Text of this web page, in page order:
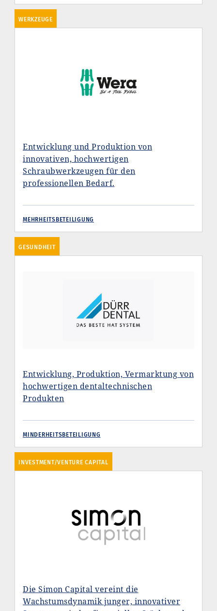
WERKZEUGE
Entwicklung und Produktion von
innovativen, hochwertigen
Schraubwerkzeugen für den
professionellen Bedarf.
MEHRHEITSBETEILIGUNG
GESUNDHEIT
Entwicklung, Produktion, Vermarktung von
hochwertigen dentaltechnischen
Produkten
MINDERHEITSBETEILIGUNG
INVESTMENT/VENTURE CAPITAL
Die Simon Capital vereint die
Wachstumsdynamik junger, innovativer